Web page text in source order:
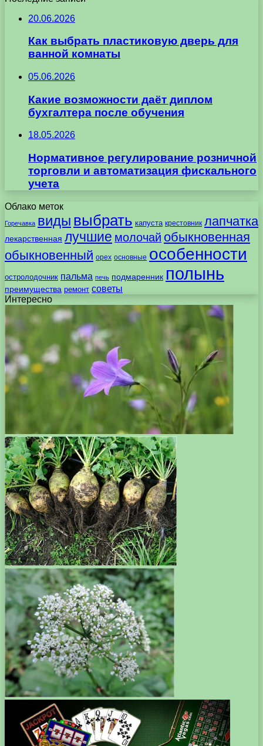
20.06.2026
Как выбрать пластиковую дверь для
ванной комнаты
05.06.2026
Какие возможности даёт диплом
бухгалтера после обучения
18.05.2026
Нормативное регулирование розничной
торговли и автоматизация фискального
учета
Облако меток
Горечавка виды выбрать капуста крестовник лапчатка
лекарственная лучшие молочай обыкновенная
обыкновенный орех основные особенности
остролодочник пальма печь подмаренник полынь
преимущества ремонт советы
Интересно